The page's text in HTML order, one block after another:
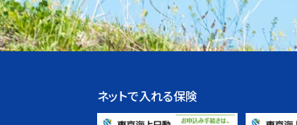
ネットで入れる保険